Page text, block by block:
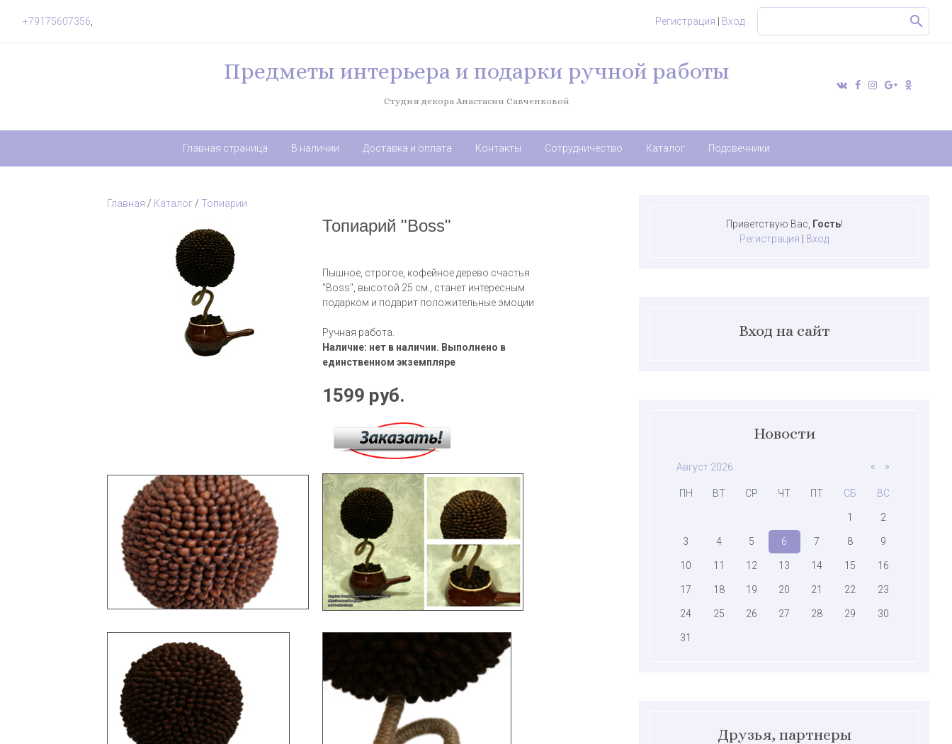
+79175607356 Регистрация Вход
Предметы интерьера и подарки ручной работы
Студия декора Анастасии Савченковой
Главная страница В наличии Доставка и оплата Контакты Сотрудничество Каталог Подсвечники
Главная / Каталог /Топиарии
Топиарий "Boss"
Пышное, строгое, кофейное дерево счастья
"Boss", высотой 25 см., станет интересным
подарком и подарит положительные эмоции
Ручная работа.
Наличие: нет в наличии. Выполнено в
единственном экземпляре
1599 руб.
Приветствую Вас Гость!
Регистрация
Вход
Вход на сайт
Новости
«
Август 2026 »
ПН ВТ СР ЧТ ПТ СБ ВС
1 2
3 4 5 6 7 8 9
10 11 12 13 14 15 16
17 18 19 20 21 22 23
24 25 26 27 28 29 30
31
Друзья, партнеры